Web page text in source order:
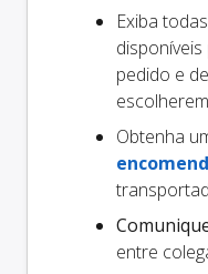
Exiba
pedido e
escolherem
Obtenha
entre